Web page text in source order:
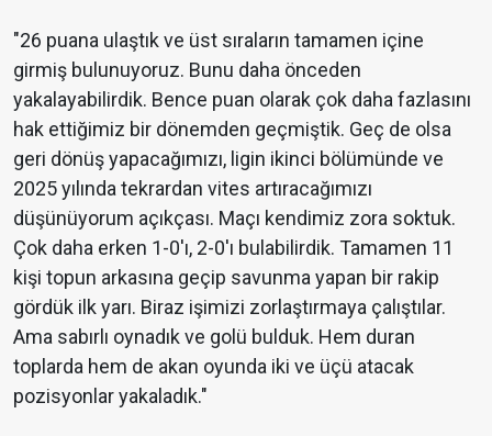
"26 puana ulaştık ve üst sıraların tamamen içine
girmiş bulunuyoruz. Bunu daha önceden
yakalayabilirdik. Bence puan olarak çok daha fazlasını
hak ettiğimiz bir dönemden geçmiştik. Geç de olsa
geri dönüş yapacağımızı, ligin ikinci bölümünde ve
2025 yılında tekrardan vites artıracağımızı
düşünüyorum açıkçası. Maçı kendimiz zora soktuk.
Çok daha erken 1-0'ı, 2-0'ı bulabilirdik. Tamamen 11
kişi topun arkasına geçip savunma yapan bir rakip
gördük ilk yarı. Biraz işimizi zorlaştırmaya çalıştılar.
Ama sabırlı oynadık ve golü bulduk. Hem duran
toplarda hem de akan oyunda iki ve üçü atacak
pozisyonlar yakaladık."